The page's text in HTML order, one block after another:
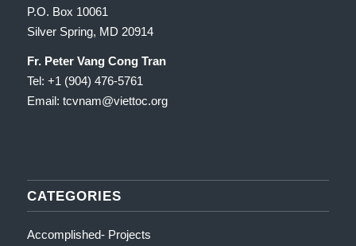
P.O. Box 10061
Silver Spring, MD 20914
Fr. Peter Vang Cong Tran
Tel: +1 (904) 476-5761
Email: tcvnam@viettoc.org
CATEGORIES
Accomplished- Projects